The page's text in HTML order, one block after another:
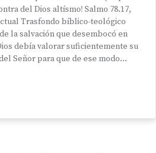
del Dios altísmo! Salmo 78.17,
Trasfondo bíblico-teológico
la salvación que desembocó en
debía valorar suficientemente su
Señor para que de ese modo…